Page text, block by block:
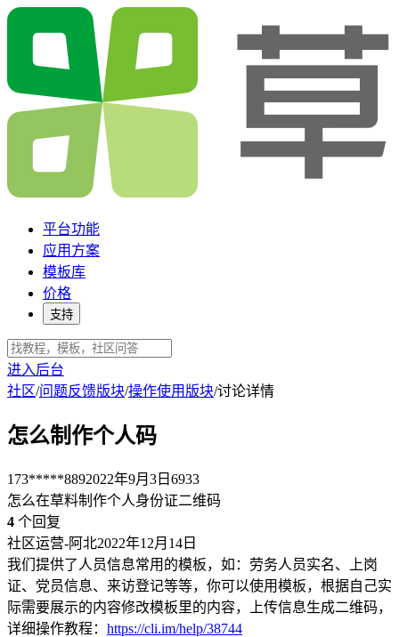
平台功能
应用方案
模板库
价格
支持
进入后台
社区/问题反馈版块/操作使用版块/讨论详情
怎么制作个人码
173*****8892022年9月3日 6933
怎么在草料制作个人身份证二维码
4 个回复
社区运营-阿北2022年12月14日
我们提供了人员信息常用的模板，如：劳务人员实名、上岗
证、党员信息、来访登记等等，你可以使用模板，根据自己实
际需要展示的内容修改模板里的内容，上传信息生成二维码，
详细操作教程： https://cli.im/help/38744